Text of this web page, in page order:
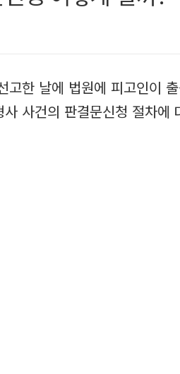
고한 날에 법원에 피고인이
사건의 판결문신청 절차에